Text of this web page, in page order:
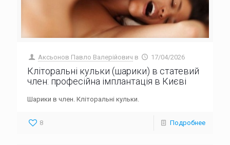
Аксьонов Павло Валерійович в 17/04/2026
Кліторальні кульки (шарики) в статевий
член: професійна імплантація в Києві
Шарики в член. Кліторальні кульки.
8 Подробнее